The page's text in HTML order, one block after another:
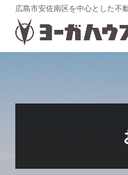
広島市安佐南区を中心とした不